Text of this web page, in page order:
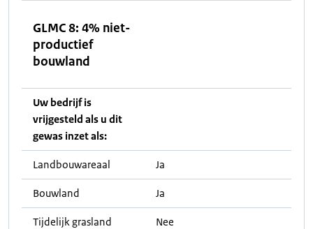
GLMC 8: 4% niet-
productief
bouwland
Uw bedrijf is
vrijgesteld als u dit
gewas inzet als:
Landbouwareaal Ja
Bouwland Ja
Tijdelijk grasland Nee